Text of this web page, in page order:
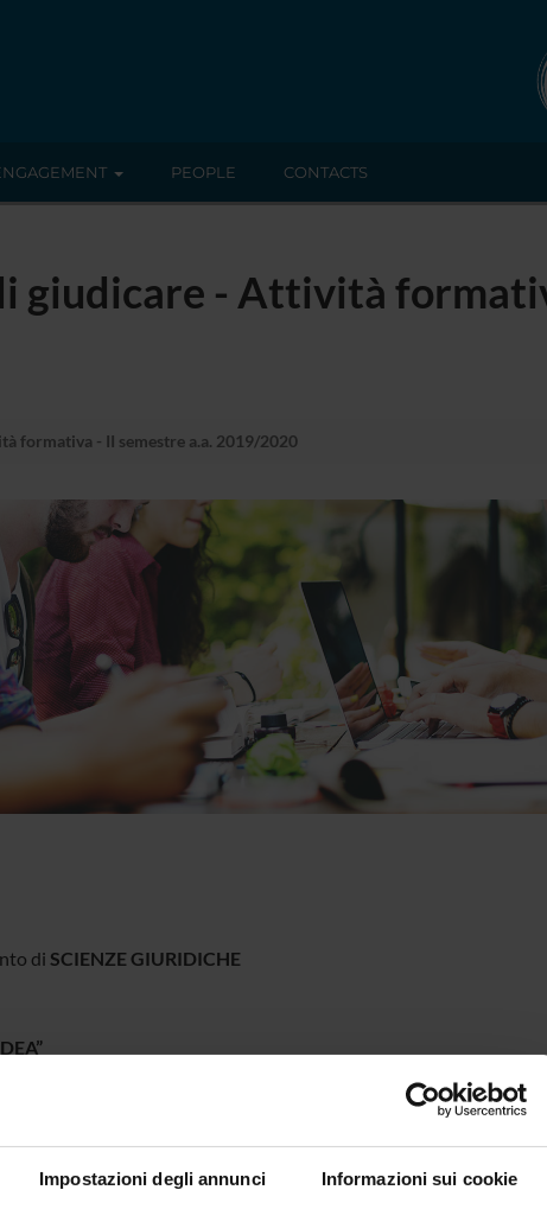
Impostazioni degli annunci Informazioni sui cookie
PEOPLE CONTACTS
giudicare - Attività
formativa - II semestre a.a. 2019/2020
di SCIENZE
2020